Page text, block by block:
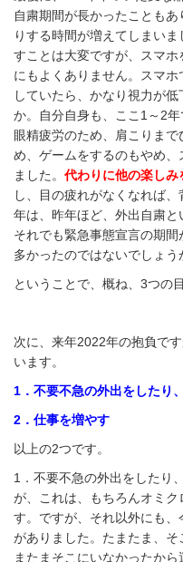
自粛期間が長かったことも
りする時間が増えてしまい
すことは大変ですが、スマ
にもよくありません。スマ
していたら、かなり視力が
か。自分自身も、ここ1～2年
眼精疲労のため、肩こりま
め、ゲームをするのもやめ
ました。 代わりに他の楽しみ
し、目の疲れがなくなれば
年は、昨年ほど、外出自粛と
それでも緊急事態宣言の期
多かったのではないでしょう
ということで、概ね、3つの
次に、来年2022年の抱負で
います。
1．不要不急の外出をしたり
2．仕事を増やす
以上の2つです。
1．不要不急の外出をしたり
が、これは、もちろんオミ
す。ですが、それ以外にも
がありました。たまたま、
またまそこにいなかったか